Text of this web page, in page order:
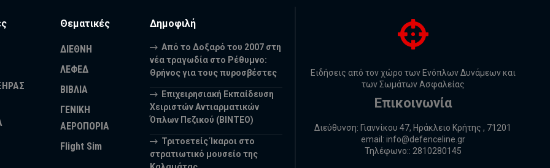
Θεματικές
ΔΙΕΘΝΗ
ΛΕΦΕΔ
ΒΙΒΛΙΑ
ΓΕΝΙΚΗ
ΑΕΡΟΠΟΡΙΑ
Flight Sim
Δημοφιλή
Από το Δοξαρό του 2007 στη
νέα τραγωδία στο Ρέθυμνο:
Θρήνος για τους πυροσβέστες
Επιχειρησιακή Εκπαίδευση
Χειριστών Αντιαρματικών
Όπλων Πεζικού (ΒΙΝΤΕΟ)
Τριτοετείς Ίκαροι στο
στρατιωτικό μουσείο της
Ειδήσεις από τον χώρο των Ενόπλων Δυνάμεων και
των Σωμάτων Ασφαλείας
Επικοινωνία
Διεύθυνση: Γιαννίκου 47, Ηράκλειο Κρήτης , 71201
email: info@defenceline.gr
Τηλέφωνο:: 2810280145